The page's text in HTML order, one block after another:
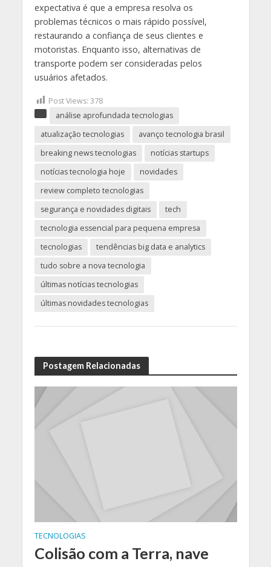
expectativa é que a empresa resolva os
problemas técnicos o mais rápido possível,
restaurando a confiança de seus clientes e
motoristas. Enquanto isso, alternativas de
transporte podem ser consideradas pelos
usuários afetados.
Post Views: 378
análise aprofundada tecnologias
atualização tecnologias
avanço tecnologia brasil
breaking news tecnologias
notícias startups
notícias tecnologia hoje
novidades
review completo tecnologias
segurança e novidades digitais
tech
tecnologia essencial para pequena empresa
tecnologias
tendências big data e analytics
tudo sobre a nova tecnologia
últimas notícias tecnologias
últimas novidades tecnologias
Postagem Relacionadas
TECNOLOGIAS
Colisão com a Terra, nave